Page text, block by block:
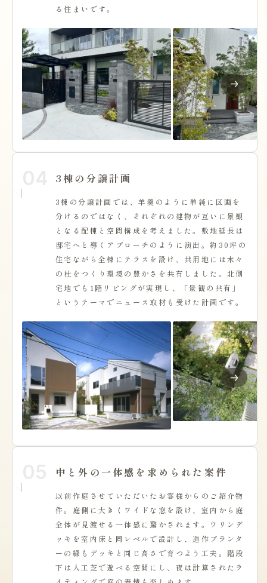
る住まいです。
3棟の分譲計画
3棟の分譲計画では、羊羹のように単純に区画を
分けるのではなく、それぞれの建物が互いに景観
となる配棟と空間構成を考えました。敷地延長は
邸宅へと導くアプローチのように演出。約30坪の
住宅ながら全棟にテラスを設け、共用地には木々
の杜をつくり環境の豊かさを共有しました。北側
宅地でも1階リビングが実現し、「景観の共有」
というテーマでニュース取材も受けた計画です。
中と外の一体感を求められた案件
以前作庭させていただいたお客様からのご紹介物
件。庭側に大きくワイドな窓を設け、室内から庭
全体が見渡せる一体感に驚かされます。ウリンデ
ッキを室内床と同レベルで設計し、造作プランタ
ーの緑もデッキと同じ高さで育つよう工夫。階段
下は人工芝で遊べる空間にし、夜は計算されたラ